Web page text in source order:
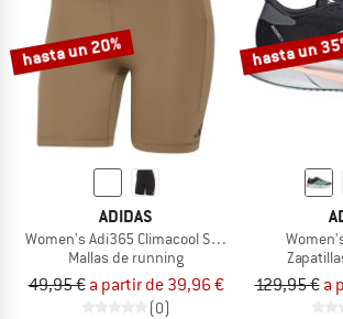
hasta un 20%
ADIDAS
Women's Adi365 Climacool Short Leggings
Mallas de running
49,95 € a partir de 39,96 €
(0)
hasta un
129,95 € a